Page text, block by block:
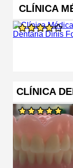
CLÍNICA
CLÍNICA